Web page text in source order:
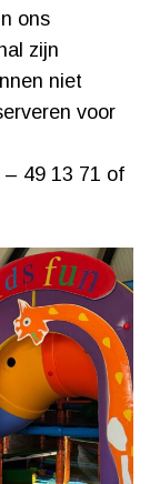
ons
zijn
niet
voor
– 49 13 71 of